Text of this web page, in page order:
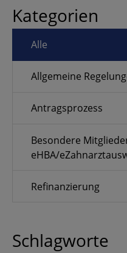
Kategorien
Alle
Allgemeine
Antragsprozess
Besondere
eHBA/
Refinanzierung
Schlagworte